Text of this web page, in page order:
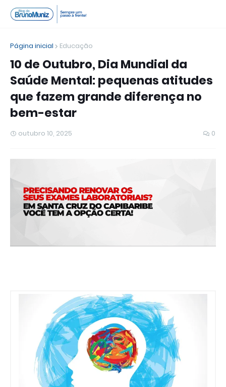
Página inicial Educação
10 de Outubro, Dia Mundial da
Saúde Mental: pequenas atitudes
que fazem grande diferença no
bem-estar
outubro 10, 2025 0